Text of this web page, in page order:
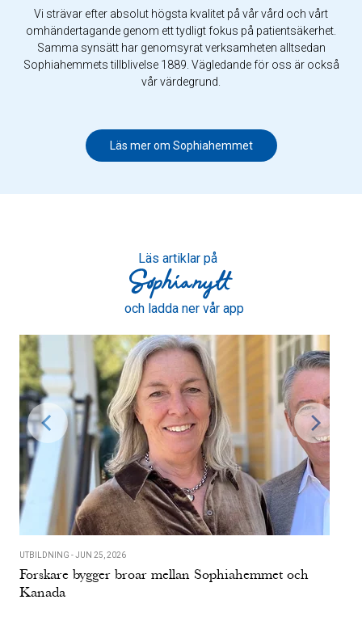
Vi strävar efter absolut högsta kvalitet på vår vård och vårt
omhändertagande genom ett tydligt fokus på patientsäkerhet.
Samma synsätt har genomsyrat verksamheten alltsedan
Sophiahemmets tillblivelse 1889. Vägledande för oss är också
vår värdegrund.
Läs mer om Sophiahemmet
Läs artiklar på
och ladda ner vår app
UTBILDNING - JUN 25, 2026
Forskare bygger broar mellan Sophiahemmet och
Kanada